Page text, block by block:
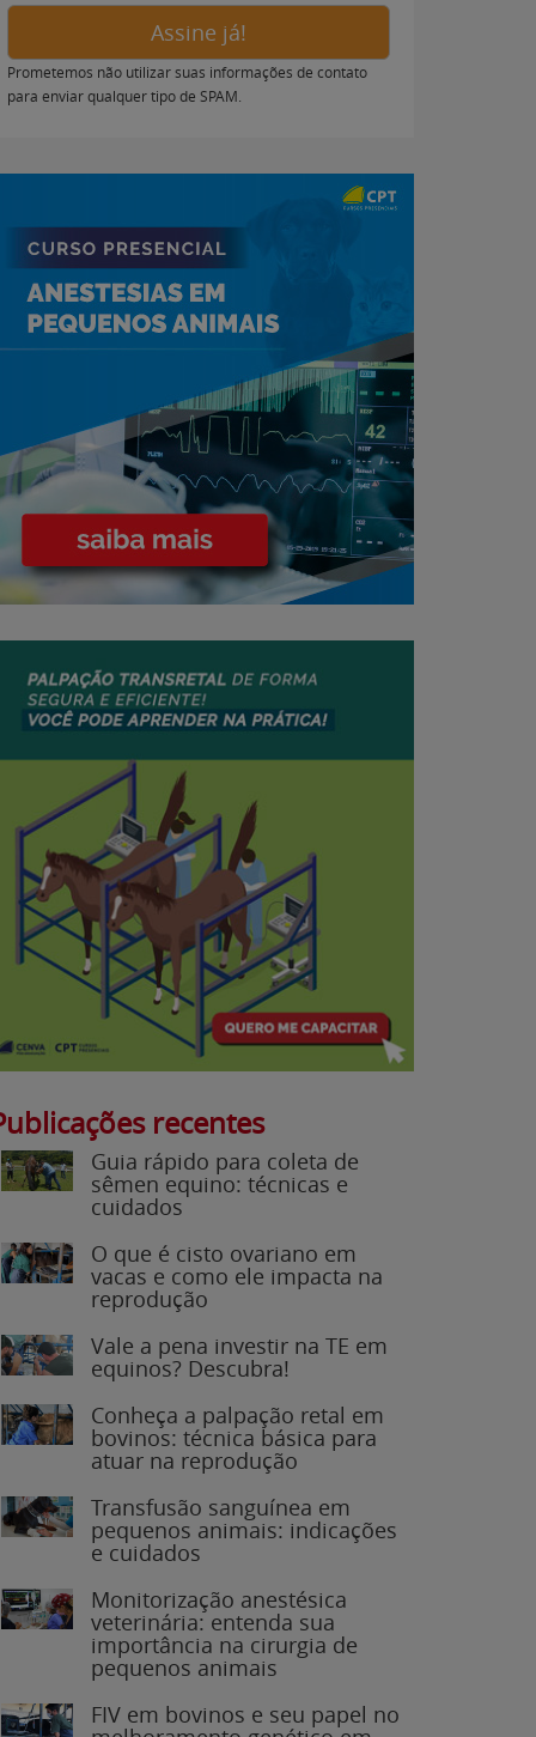
Assine já!
Prometemos não utilizar suas informações de contato
para enviar qualquer tipo de SPAM.
recentes
Guia rápido para coleta de
sêmen equino: técnicas e
cuidados
O que é cisto ovariano em
vacas e como ele impacta na
reprodução
Vale a pena investir na TE em
equinos? Descubra!
Conheça a palpação retal em
bovinos: técnica básica para
atuar na reprodução
Transfusão sanguínea em
pequenos animais: indicações
e cuidados
Monitorização anestésica
veterinária: entenda sua
importância na cirurgia de
pequenos animais
FIV em bovinos e seu papel no
melhoramento genético em